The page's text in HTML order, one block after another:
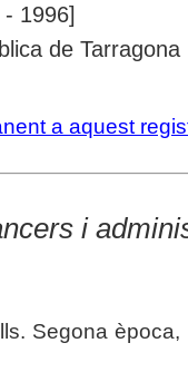
- 1996]
de Tarragona
a aquest
i
Segona